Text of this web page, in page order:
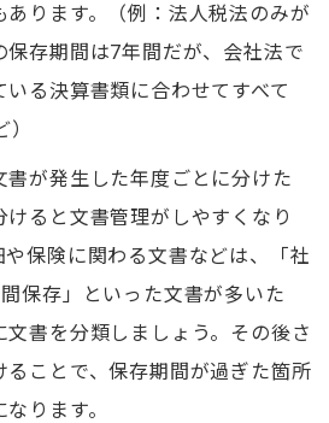
ります。（例：法人税法のみが
保存期間は7年間だが、会社法で
る決算書類に合わせてすべて
が発生した年度ごとに分けた
ると文書管理がしやすくなり
や保険に関わる文書などは、「社
保存」といった文書が多いた
書を分類しましょう。その後さ
ることで、保存期間が過ぎた箇所
ります。